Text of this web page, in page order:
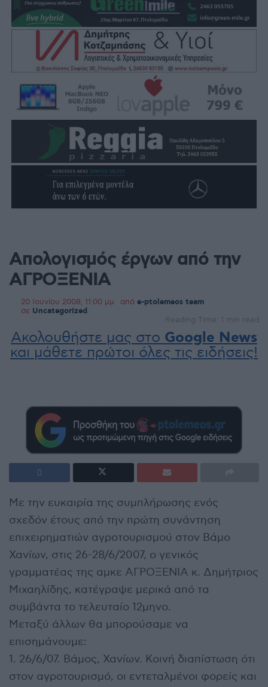
Απολογισμός έργων από την
ΑΓΡΟΞΕΝΙΑ
20 Ιουνίου 2008, 11:00 μμ από e-ptolemeos team
σε Uncategorized
Reading Time: 1 min read
Ακολουθήστε μας στο Google News
και μάθετε πρώτοι όλες τις ειδήσεις!
Με την ευκαιρία της συμπλήρωσης ενός
σχεδόν έτους από την πρώτη συνάντηση
επιχειρηματιών αγροτουρισμού στον Βάμο
Χανίων, στις 26-28/6/2007, ο γενικός
γραμματέας της αμκε ΑΓΡΟΞΕΝΙΑ κ. Δημήτριος
Μιχαηλίδης, κατέγραψε μερικά από τα
συμβάντα το τελευταίο 12μηνο.
Μεταξύ άλλων θα μπορούσαμε να
επισημάνουμε:
1. 26/6/07. Βάμος, Χανίων. Κοινή διαπίστωση ότι
στον αγροτουρισμό, οι εντεταλμένοι φορείς και